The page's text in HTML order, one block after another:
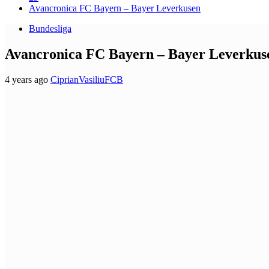
Avancronica FC Bayern – Bayer Leverkusen
Bundesliga
Avancronica FC Bayern – Bayer
4 years ago CiprianVasiliuFCB